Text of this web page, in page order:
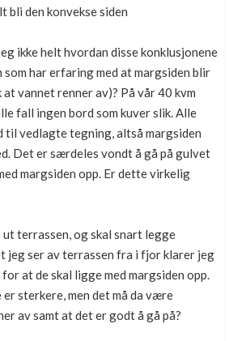
bli den konvekse siden
ikke helt hvordan disse konklusjonene
som har erfaring med at margsiden blir
at vannet renner av)? På vår 40 kvm
fall ingen bord som kuver slik. Alle
til vedlagte tegning, altså margsiden
Det er særdeles vondt å gå på gulvet
margsiden opp. Er dette virkelig
ut terrassen, og skal snart legge
jeg ser av terrassen fra i fjor klarer jeg
at de skal ligge med margsiden opp.
sterkere, men det må da være
av samt at det er godt å gå på?